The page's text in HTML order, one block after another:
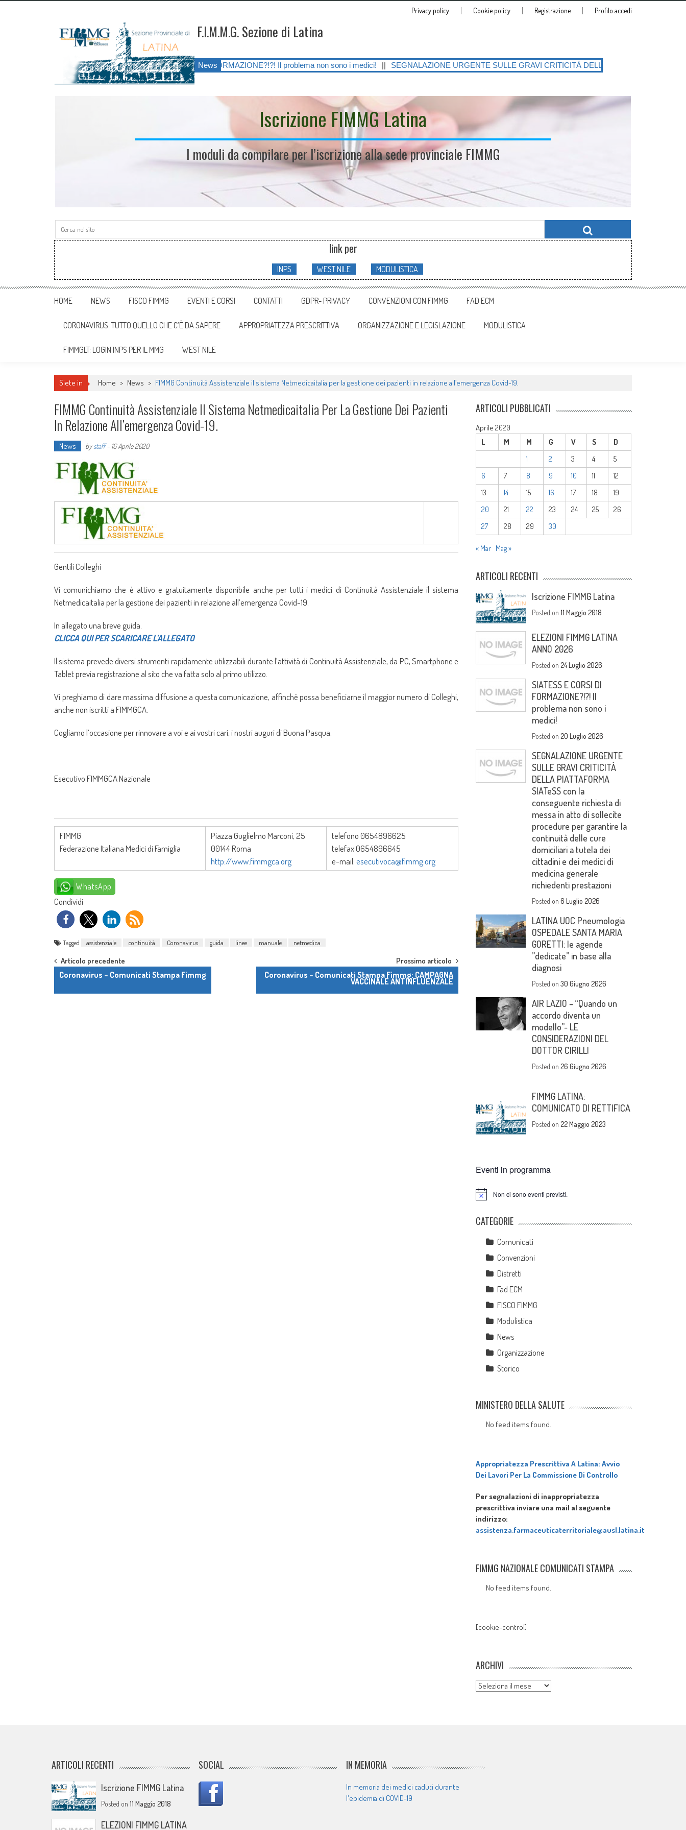
Privacy policy Cookie policy Registrazione Profilo accedi
F.I.M.M.G. Sezione di Latina
News
|| SIATESS E CORSI DI FORMAZIONE?!?! Il problema non sono i medici! || SEGNALAZIONE URGENTE SULLE GRAVI CRITICITÀ DELLA PIATTAFORMA SIATeSS con la
Iscrizione FIMMG Latina
I moduli da compilare per l’iscrizione alla sede provinciale FIMMG
Search for:
link per
INPS WEST NILE MODULISTICA
HOME NEWS FISCO FIMMG EVENTI E CORSI CONTATTI GDPR- PRIVACY CONVENZIONI CON FIMMG FAD ECM
CORONAVIRUS: TUTTO QUELLO CHE C’È DA SAPERE APPROPRIATEZZA PRESCRITTIVA ORGANIZZAZIONE E LEGISLAZIONE MODULISTICA
FIMMGLT: LOGIN INPS PER IL MMG WEST NILE
Siete in Home > News > FIMMG Continuità Assistenziale il sistema Netmedicaitalia per la gestione dei pazienti in relazione all’emergenza Covid-19.
FIMMG Continuità Assistenziale Il Sistema Netmedicaitalia Per La Gestione Dei Pazienti
In Relazione All’emergenza Covid-19.
News bystaff- 16 Aprile 2020
Gentili Colleghi
Vi comunichiamo che è attivo e gratuitamente disponibile anche per tutti i medici di Continuità Assistenziale il sistema
Netmedicaitalia per la gestione dei pazienti in relazione all’emergenza Covid-19.
In allegato una breve guida.
CLICCA QUI PER SCARICARE L’ALLEGATO
Il sistema prevede diversi strumenti rapidamente utilizzabili durante l’attività di Continuità Assistenziale, da PC, Smartphone e
Tablet previa registrazione al sito che va fatta solo al primo utilizzo.
Vi preghiamo di dare massima diffusione a questa comunicazione, affinché possa beneficiarne il maggior numero di Colleghi,
anche non iscritti a FIMMGCA.
Cogliamo l’occasione per rinnovare a voi e ai vostri cari, i nostri auguri di Buona Pasqua.
Esecutivo FIMMGCA Nazionale
FIMMG
Federazione Italiana Medici di Famiglia
Piazza Guglielmo Marconi, 25
00144 Roma
http://www.fimmgca.org
telefono 0654896625
telefax 0654896645
e-mail:esecutivoca@fimmg.org
WhatsApp
Condividi
Tagged assistenziale continuità Coronavirus guida linee manuale netmedica
Post navigation
Articolo precedente
Coronavirus – Comunicati Stampa Fimmg
Prossimo articolo
Coronavirus – Comunicati Stampa Fimmg: CAMPAGNA
VACCINALE ANTINFLUENZALE
ARTICOLI PUBBLICATI
Aprile 2020
L
M M G V S
D
1
2 3 4
5
6
7 8 9 10 11
12
13
14 15 16 17 18
19
20
21 22 23 24 25
26
27
28 29 30
« Mar Mag »
ARTICOLI RECENTI
Iscrizione FIMMG Latina
Posted on11 Maggio 2018
ELEZIONI FIMMG LATINA
ANNO 2026
Posted on24 Luglio 2026
SIATESS E CORSI DI
FORMAZIONE?!?! Il
problema non sono i
medici!
Posted on20 Luglio 2026
SEGNALAZIONE URGENTE
SULLE GRAVI CRITICITÀ
DELLA PIATTAFORMA
SIATeSS con la
conseguente richiesta di
messa in atto di sollecite
procedure per garantire la
continuità delle cure
domiciliari a tutela dei
cittadini e dei medici di
medicina generale
richiedenti prestazioni
Posted on6 Luglio 2026
LATINA UOC Pneumologia
OSPEDALE SANTA MARIA
GORETTI: le agende
”dedicate” in base alla
diagnosi
Posted on30 Giugno 2026
AIR LAZIO – “Quando un
accordo diventa un
modello”- LE
CONSIDERAZIONI DEL
DOTTOR CIRILLI
Posted on26 Giugno 2026
FIMMG LATINA:
COMUNICATO DI RETTIFICA
Posted on22 Maggio 2023
Eventi in programma
Notice Non ci sono eventi previsti.
CATEGORIE
Comunicati
Convenzioni
Distretti
Fad ECM
FISCO FIMMG
Modulistica
News
Organizzazione
Storico
MINISTERO DELLA SALUTE
No feed items found.
Appropriatezza Prescrittiva A Latina: Avvio
Dei Lavori Per La Commissione Di Controllo
Per segnalazioni di inappropriatezza
prescrittiva inviare una mail al seguente
indirizzo:
assistenza.farmaceuticaterritoriale@ausl.latina.it
FIMMG NAZIONALE COMUNICATI STAMPA
No feed items found.
[cookie-control]
ARCHIVI
Archivi
ARTICOLI RECENTI
Iscrizione FIMMG Latina
Posted on11 Maggio 2018
ELEZIONI FIMMG LATINA
SOCIAL IN MEMORIA
In memoria dei medici caduti durante
l'epidemia di COVID-19